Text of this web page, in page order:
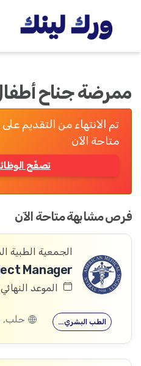
ممرضة جناح
تم الانتهاء من التقديم
متاحة الآن
تصفّح
فرص مشابهة متاحة الآن
الجمعية الطبية
Manager
الموعد النهائي: 30/08/
الطب البشري…